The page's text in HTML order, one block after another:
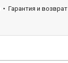
Гарантия и возврат